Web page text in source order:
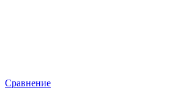
Сравнение